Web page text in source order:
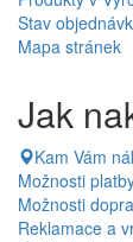
Stav
Mapa stránek
Jak
Kam Vám
Možnosti
Možnosti
Reklamace a